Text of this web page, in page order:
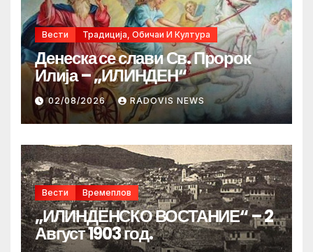
Вести Традиција, Обичаи И Култура
Денеска се слави Св. Пророк
Илија – „ИЛИНДЕН“
02/08/2026 RADOVIS NEWS
Вести Времеплов
„ИЛИНДЕНСКО ВОСТАНИЕ“ – 2
Август 1903 год.